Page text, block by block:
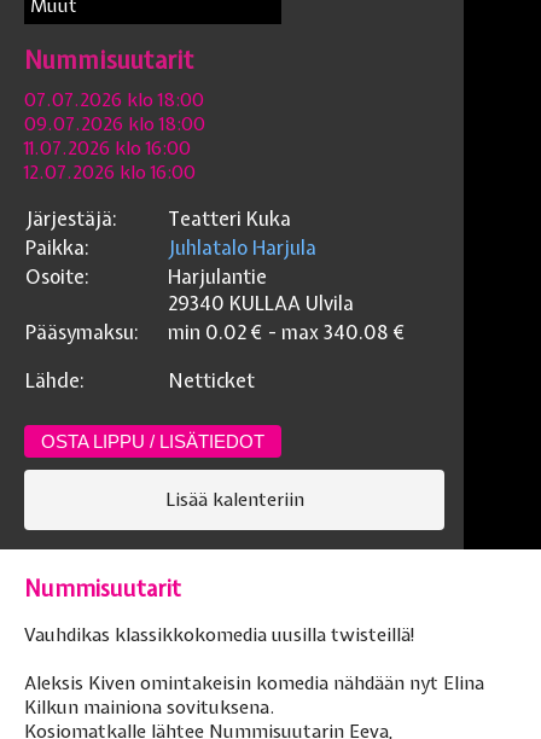
Muut
Nummisuutarit
07.07.2026 klo 18:00
09.07.2026 klo 18:00
11.07.2026 klo 16:00
12.07.2026 klo 16:00
Järjestäjä:
Teatteri Kuka
Paikka:
Juhlatalo Harjula
Osoite:
Harjulantie
29340 KULLAA Ulvila
Pääsymaksu:
min 0.02€ - max340.08 €
Lähde:
Netticket
OSTA LIPPU / LISÄTIEDOT
Lisää kalenteriin
Nummisuutarit
Vauhdikas klassikkokomedia uusilla twisteillä!
Aleksis Kiven omintakeisin komedia nähdään nyt Elina
Kilkun mainiona sovituksena.
Kosiomatkalle lähtee Nummisuutarin Eeva,